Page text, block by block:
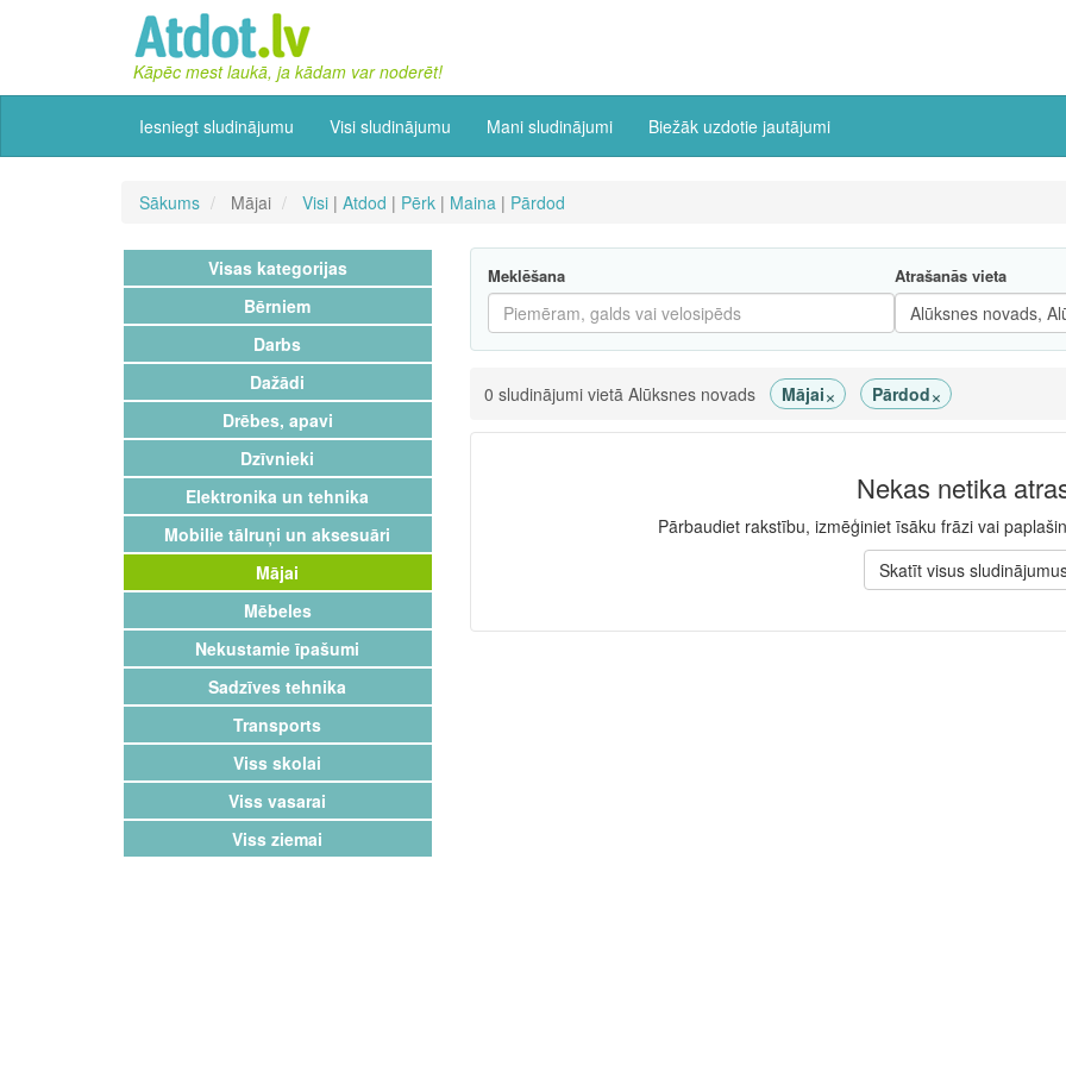
Kāpēc mest laukā, ja kādam var noderēt!
Iesniegt sludinājumu Visi sludinājumu Mani sludinājumi Biežāk uzdotie jautājumi
Sākums Mājai Visi | Atdod | Pērk | Maina | Pārdod
Visas kategorijas
Bērniem
Darbs
Dažādi
Drēbes, apavi
Dzīvnieki
Elektronika un tehnika
Mobilie tālruņi un aksesuāri
Mājai
Mēbeles
Nekustamie īpašumi
Sadzīves tehnika
Transports
Viss skolai
Viss vasarai
Viss ziemai
Meklēšana Atrašanās vieta
0 sludinājumi vietā Alūksnes novads Mājai× Pārdod×
Nekas netika
Pārbaudiet rakstību, izmēģiniet īsāku frāzi vai
Skatīt visus